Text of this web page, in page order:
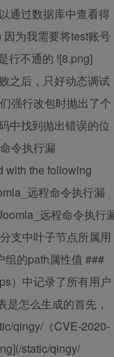
通过数据库中查看得
为我需要将test账号
行不通的 ![8.png]
之后，只好动态调试
强行改包时抛出了个
中找到抛出错误的位
令执行漏
with the following
远程命令执行漏
远程命令执行
支中叶子节点所属用
组的path属性值 ###
）中记录了所有用户
怎么生成的首先，
qingy/（CVE-2020-
static/qingy/